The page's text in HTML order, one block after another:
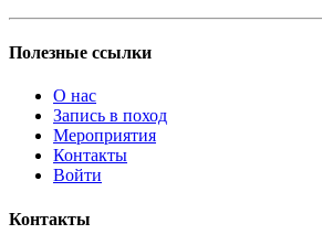
Полезные ссылки
О нас
Запись в поход
Мероприятия
Контакты
Войти
Контакты